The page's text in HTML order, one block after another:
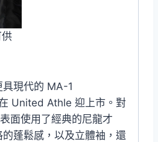
現代的 MA-1
United Athle 迎上市。對
面使用了經典的尼龍才
蓬鬆感，以及立體袖，還